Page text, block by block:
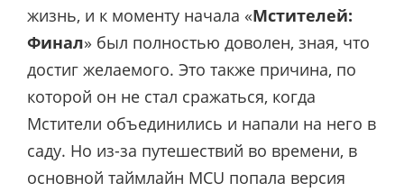
жизнь, и к моменту начала «Мстителей:
Финал» был полностью доволен, зная, что
достиг желаемого. Это также причина, по
которой он не стал сражаться, когда
Мстители объединились и напали на него в
саду. Но из-за путешествий во времени, в
основной таймлайн MCU попала версия